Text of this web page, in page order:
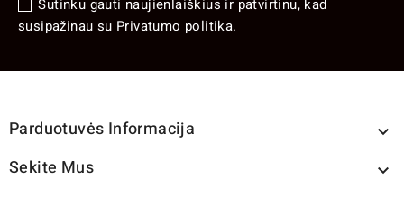
Sutinku gauti naujienlaiškius ir patvirtinu, kad
susipažinau su Privatumo politika.
Parduotuvės Informacija 
Sekite Mus 